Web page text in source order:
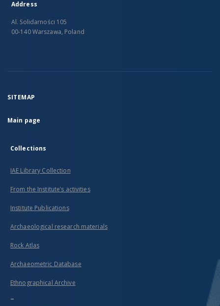
Address
Al. Solidarności 105
00-140 Warszawa, Poland
SITEMAP
Main page
Collections
IAE Library Collection
From the Institute’s activities
Institute Publications
Archaeological research materials
Rock Atlas
Archaeometric Database
Ethnographical Archive
...